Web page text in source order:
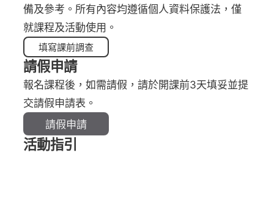
備及參考。所有內容均遵循個人資料保護法，僅
就課程及活動使用。
填寫課前調查
請假申請
報名課程後，如需請假，請於開課前3天填妥並提
交請假申請表。
請假申請
活動指引